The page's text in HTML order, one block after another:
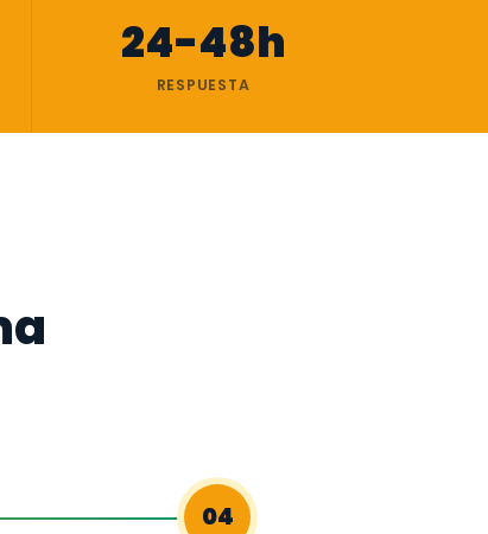
24-48h
RESPUESTA
04